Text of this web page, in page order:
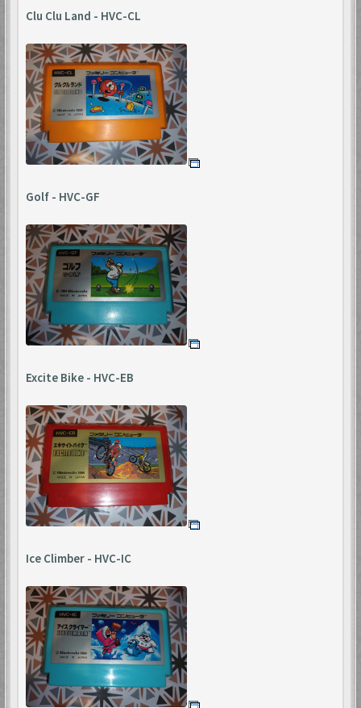
Clu Clu Land - HVC-CL
Golf - HVC-GF
Excite Bike - HVC-EB
Ice Climber - HVC-IC